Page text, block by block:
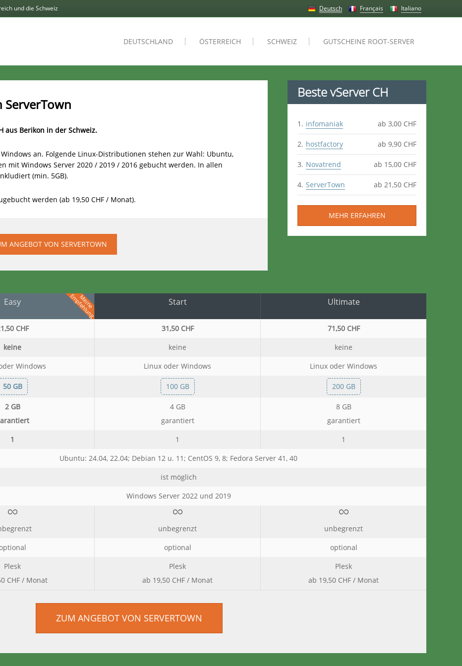
und die Schweiz Deutsch Français Italiano
DEUTSCHLAND ÖSTERREICH SCHWEIZ GUTSCHEINE ROOT-SERVER
ServerTown
aus Berikon in der Schweiz.
an. Folgende Linux-Distributionen stehen zur Wahl: Ubuntu,
mit Windows Server 2020 / 2019 / 2016 gebucht werden. In allen
(min. 5GB).
werden (ab 19,50 CHF / Monat).
ANGEBOT VON SERVERTOWN
Beste vServer CH
infomaniak ab 3,00 CHF
hostfactory ab 9,90 CHF
Novatrend ab 15,00 CHF
ServerTown ab 21,50 CHF
MEHR ERFAHREN
Meine
Empfehlung
Easy Start Ultimate
CHF 31,50 CHF
71,50 CHF
keine keine
keine
Windows Linux oder Windows
Linux oder Windows
50 GB 100 GB 200 GB
2 GB
4 GB
garantiert
8 GB
garantiert
1 1
1
Ubuntu: 24.04, 22.04; Debian 12 u. 11; CentOS 9, 8; Fedora Server 41, 40
ist möglich
Windows Server 2022 und 2019
unbegrenzt
unbegrenzt
optional
optional
Plesk
CHF / Monat
Plesk
ab 19,50 CHF / Monat
Plesk
ab 19,50 CHF / Monat
ZUM ANGEBOT VON SERVERTOWN